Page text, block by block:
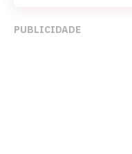
PUBLICIDADE